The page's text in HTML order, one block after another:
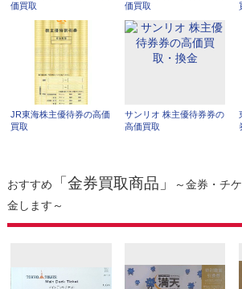
価買取
価買取
JR東海株主優待券の高価
買取
サンリオ 株主優待券券の
高価買取
おすすめ 「金券買取商品」
～金券・チ
金します～